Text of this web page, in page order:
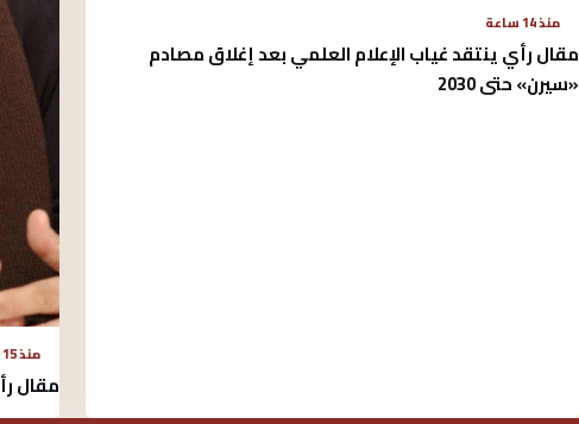
منذ 14 ساعة
مقال رأي ينتقد غياب الإعلام العلمي بعد إغلاق مصادم
«سيرن» حتى 2030
منذ 15 ساعة
مقال